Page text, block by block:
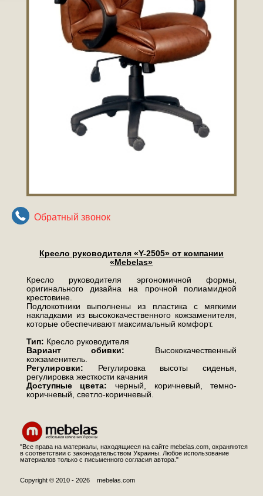
Обратный звонок
Кресло руководителя «Y-2505» от компании
«Mebelas»
Кресло руководителя эргономичной формы,
оригинального дизайна на прочной полиамидной
крестовине.
Подлокотники выполнены из пластика с мягкими
накладками из высококачественного кожзаменителя,
которые обеспечивают максимальный комфорт.
Тип: Кресло руководителя
Вариант обивки: Высококачественный
кожзаменитель.
Регулировки: Регулировка высоты сиденья,
регулировка жесткости качания
Доступные цвета: черный, коричневый, темно-
коричневый, светло-коричневый.
"Все права на материалы, находящиеся на сайте mebelas.com, охраняются
в соответствии с законодательством Украины. Любое использование
материалов только с письменного согласия автора."
Copyright © 2010 - 2026 mebelas.com